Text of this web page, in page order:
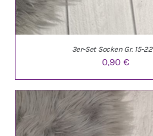
3er-Set Socken Gr. 15-22
0,90€